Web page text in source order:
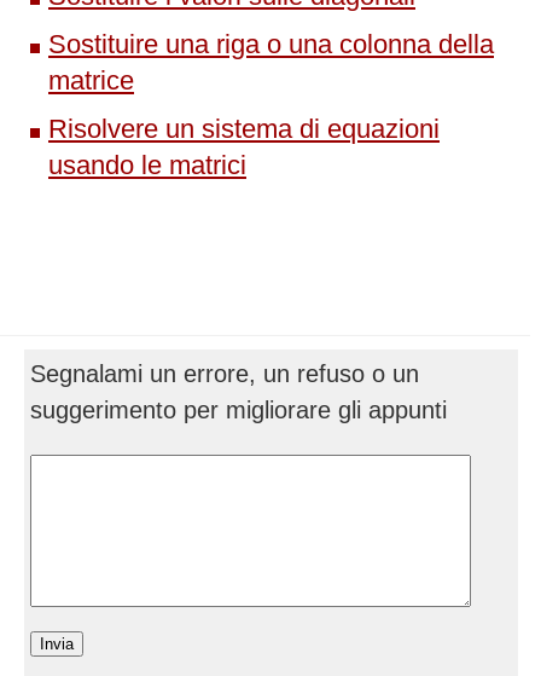
Sostituire una riga o una colonna della
matrice
Risolvere un sistema di equazioni
usando le matrici
Segnalami un errore, un refuso o un
suggerimento per migliorare gli appunti